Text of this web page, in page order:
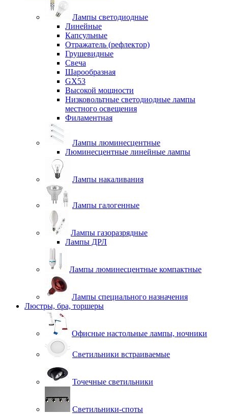
Лампы светодиодные
Линейные
Капсульные
Отражатель (рефлектор)
Грушевидные
Свеча
Шарообразная
GX53
Высокой мощности
Низковольтные светодиодные лампы
местного освещения
Филаментная
Лампы люминесцентные
Люминесцентные линейные лампы
Лампы накаливания
Лампы галогенные
Лампы газоразрядные
Лампы ДРЛ
Лампы люминесцентные компактные
Лампы специального назначения
Люстры, бра, торшеры
Офисные настольные лампы, ночники
Светильники встраиваемые
Точечные светильники
Светильники-споты